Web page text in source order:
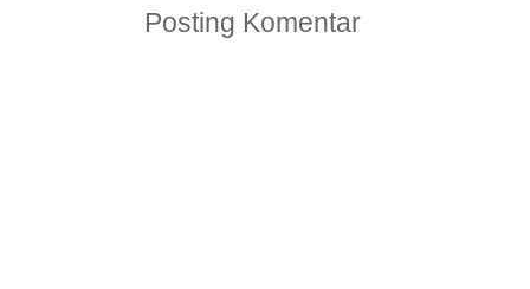
Posting Komentar